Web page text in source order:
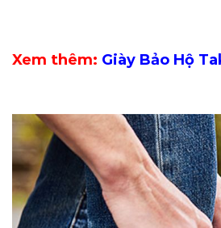
Xem thêm: Giày Bảo Hộ